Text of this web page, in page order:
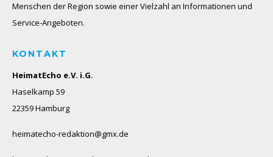
Menschen der Region sowie einer Vielzahl an Informationen und
Service-Angeboten.
KONTAKT
HeimatEcho e.V. i.G.
Haselkamp 59
22359 Hamburg
heimatecho-redaktion@gmx.de